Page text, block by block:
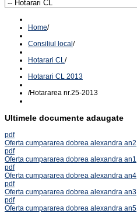
Home/
Consiliul local/
Hotarari CL/
Hotarari CL 2013
/Hotararea nr.25-2013
Ultimele documente adaugate
pdf
Oferta cumpararea dobrea alexandra an2
pdf
Oferta cumpararea dobrea alexandra an1
pdf
Oferta cumpararea dobrea alexandra an4
pdf
Oferta cumpararea dobrea alexandra an3
pdf
Oferta cumpararea dobrea alexandra an5